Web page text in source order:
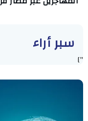
سبر أراء
"]